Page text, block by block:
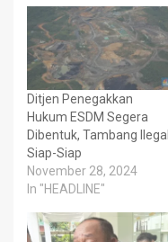
Ditjen Penegakkan
Hukum ESDM Segera
Dibentuk, Tambang Ilegal
Siap-Siap
November 28, 2024
In "HEADLINE"